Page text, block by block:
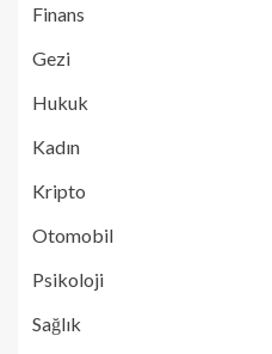
Finans
Gezi
Hukuk
Kadın
Kripto
Otomobil
Psikoloji
Sağlık